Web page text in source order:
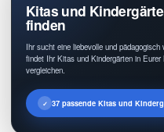
Kitas und
finden
Ihr sucht eine liebevolle und
findet Ihr Kitas und Kindergärten in
vergleichen.
37 passende Kitas und